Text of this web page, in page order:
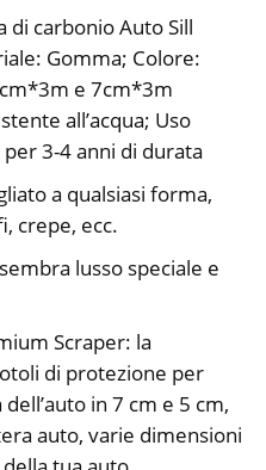
di carbonio Auto Sill
Gomma; Colore:
e 7cm*3m
all’acqua; Uso
3-4 anni di durata
a qualsiasi forma,
crepe, ecc.
lusso speciale e
Scraper: la
di protezione per
in 7 cm e 5 cm,
auto, varie dimensioni